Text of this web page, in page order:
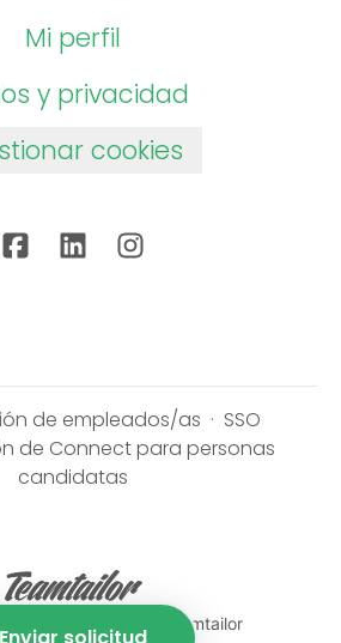
Mi perfil
y privacidad
cookies
de empleados/as · SSO
de Connect para personas
candidatas
de seguimiento de Teamtailor